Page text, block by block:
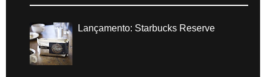
Lançamento: Starbucks Reserve